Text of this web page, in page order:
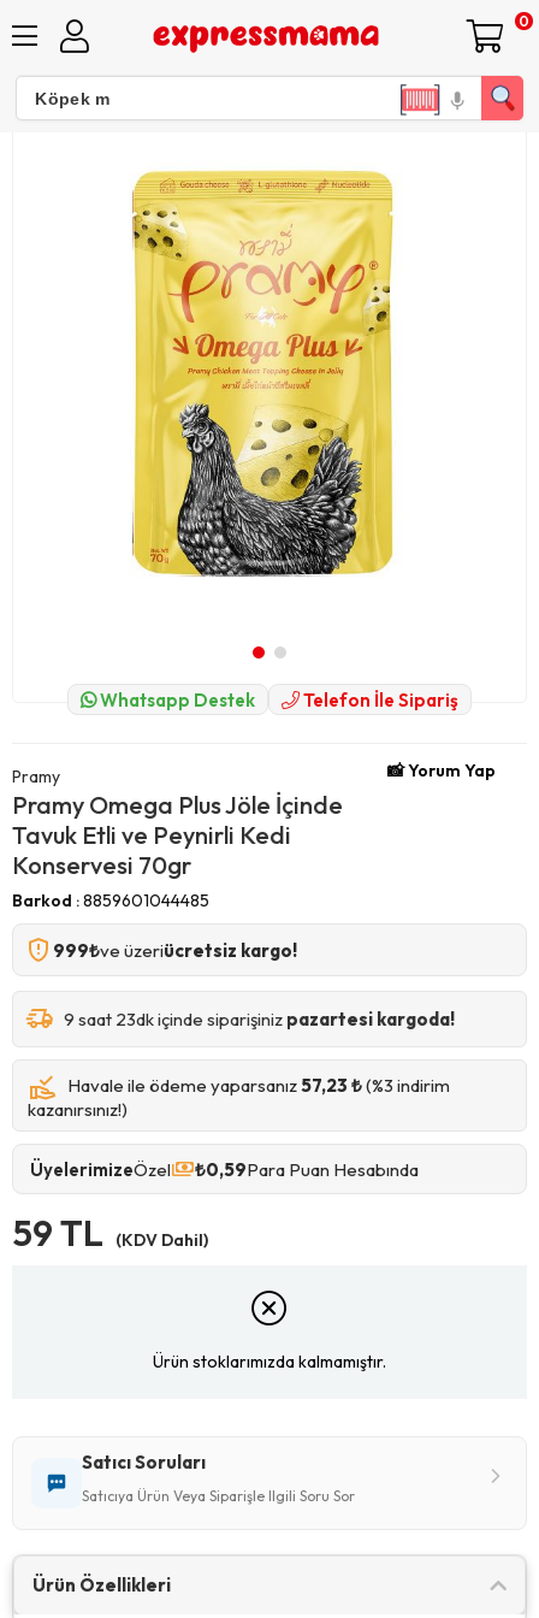
0
Whatsapp Destek Telefon İle Sipariş
Pramy
Pramy Omega Plus Jöle İçinde
Tavuk Etli ve Peynirli Kedi
Konservesi 70gr
📸 Yorum Yap
Barkod :8859601044485
999₺ve üzeriücretsiz kargo!
9 saat 23dk içinde siparişiniz pazartesi kargoda!
Havale ile ödeme yaparsanız57,23 ₺(%3 indirim
kazanırsınız!)
ÜyelerimizeÖzel ₺0,59Para Puan Hesabında
59 TL (KDV Dahil)
Ürün stoklarımızda kalmamıştır.
Satıcı Soruları
Satıcıya Ürün Veya Siparişle Ilgili Soru Sor
Ürün Özellikleri